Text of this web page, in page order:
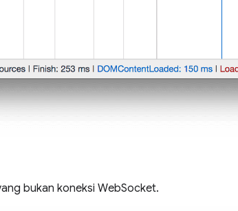
bukan koneksi WebSocket.